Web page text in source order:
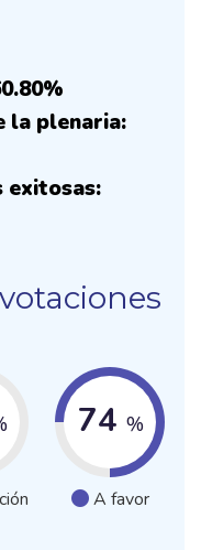
la plenaria:
exitosas:
74 %
A favor